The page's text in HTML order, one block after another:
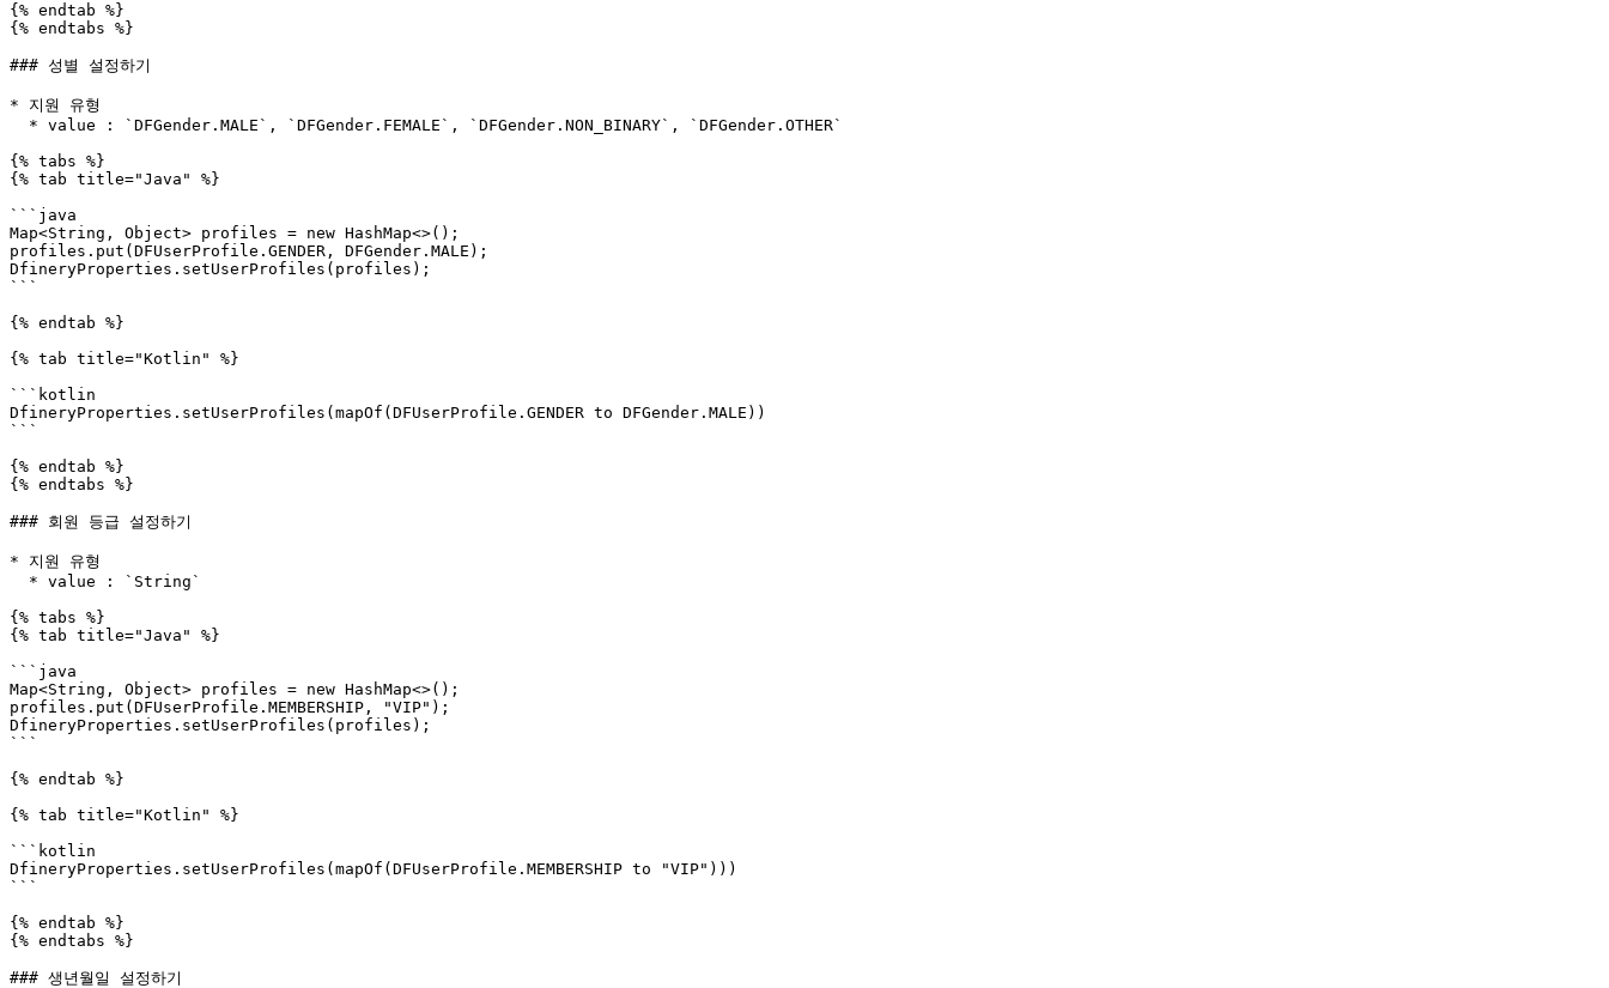
{% endtab %}
{% endtabs %}
### 성별 설정하기
* 지원 유형
{% tabs %}
{% tab title="Java" %}
```java
Map<String, Object> profiles = new HashMap<>();
profiles.put(DFUserProfile.GENDER, DFGender.MALE);
DfineryProperties.setUserProfiles(profiles);
```
{% endtab %}
{% tab title="Kotlin" %}
```kotlin
DfineryProperties.setUserProfiles(mapOf(DFUserProfile.GENDER to DFGender.MALE))
```
{% endtab %}
{% endtabs %}
### 회원 등급 설정하기
* 지원 유형
{% tabs %}
{% tab title="Java" %}
```java
Map<String, Object> profiles = new HashMap<>();
profiles.put(DFUserProfile.MEMBERSHIP, "VIP");
DfineryProperties.setUserProfiles(profiles);
```
{% endtab %}
{% tab title="Kotlin" %}
```kotlin
DfineryProperties.setUserProfiles(mapOf(DFUserProfile.MEMBERSHIP to "VIP")))
```
{% endtab %}
{% endtabs %}
### 생년월일 설정하기